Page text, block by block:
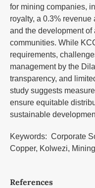
for mining companies,
royalty, a 0.3%
and the development of
communities. While
requirements,
management by the
transparency, and
study suggests
ensure equitable
sustainable
Keywords: Corporate
Copper, Kolwezi,
References